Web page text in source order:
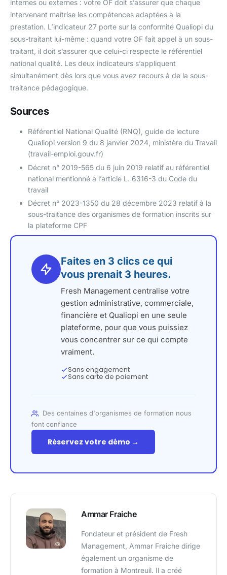
internes ou externes : votre OF doit s’assurer que chaque
intervenant maîtrise les compétences adaptées à la
prestation. L’indicateur 27 porte sur la conformité Qualiopi du
sous-traitant lui-même : quand votre OF fait appel à un sous-
traitant, il doit s’assurer que celui-ci respecte le référentiel
national qualité. Les deux indicateurs s’appliquent
simultanément dès lors que vous avez recours à de la sous-
traitance pédagogique.
Sources
Référentiel National Qualité (RNQ), guide de lecture
Qualiopi version 9 du 8 janvier 2024, ministère du Travail
(travail-emploi.gouv.fr)
Décret n° 2019-565 du 6 juin 2019 relatif au référentiel
national mentionné à l’article L. 6316-3 du Code du
travail
Décret n° 2023-1350 du 28 décembre 2023 relatif à la
sous-traitance des organismes de formation inscrits sur
la plateforme CPF
Faites en 3 clics ce qui
vous prenait 3 heures.
Fresh Management centralise votre
gestion administrative, commerciale,
financière et Qualiopi en une seule
plateforme, pour que vous puissiez
vous concentrer sur ce qui compte
vraiment.
Sans engagement
Sans carte de paiement
Des centaines d'organismes de formation nous
font confiance
Réservez votre démo →
Ammar Fraiche
Fondateur et président de Fresh
Management, Ammar Fraiche dirige
également un organisme de
formation à Montreuil. Il a créé